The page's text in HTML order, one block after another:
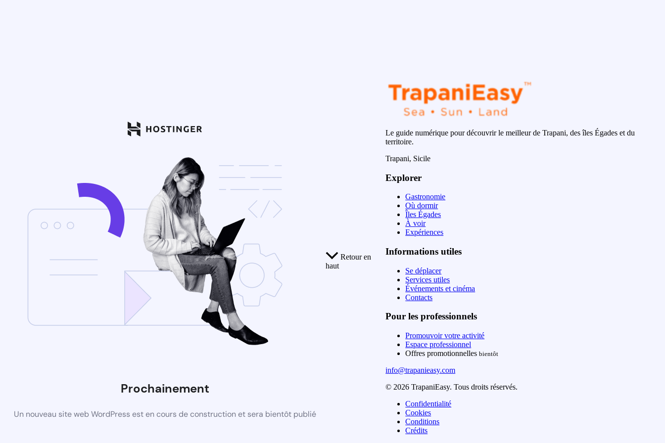
Prochainement
Un nouveau site web WordPress est en cours de construction et sera bientôt publié
Retour en
haut
Le guide numérique pour découvrir le meilleur de Trapani, des îles Égades et du
territoire.
Trapani, Sicile
Explorer
Gastronomie
Où dormir
Îles Égades
À voir
Expériences
Informations utiles
Se déplacer
Services utiles
Événements et cinéma
Contacts
Pour les professionnels
Promouvoir votre activité
Espace professionnel
Offres promotionnellesbientôt
info@trapanieasy.com
© 2026 TrapaniEasy. Tous droits réservés.
Confidentialité
Cookies
Conditions
Crédits